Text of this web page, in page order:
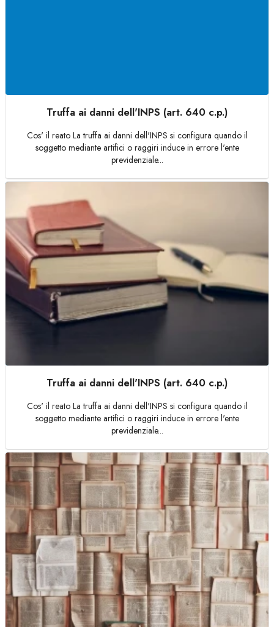
Truffa ai danni dell'INPS (art. 640 c.p.)
Cos' il reato La truffa ai danni dell'INPS si configura quando il
soggetto mediante artifici o raggiri induce in errore l'ente
previdenziale...
Truffa ai danni dell'INPS (art. 640 c.p.)
Cos' il reato La truffa ai danni dell'INPS si configura quando il
soggetto mediante artifici o raggiri induce in errore l'ente
previdenziale...